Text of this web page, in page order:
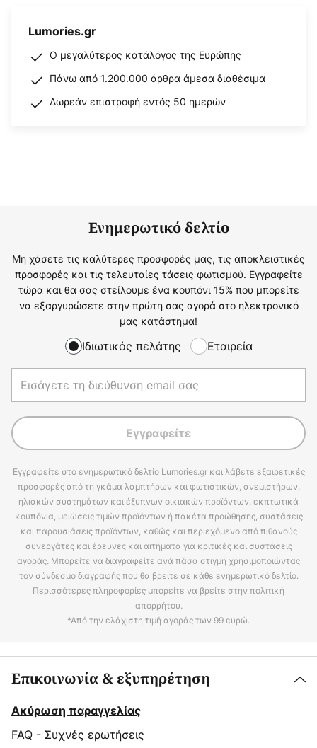
Lumories.gr
Ο μεγαλύτερος κατάλογος της Ευρώπης
Πάνω από 1.200.000 άρθρα άμεσα διαθέσιμα
Δωρεάν επιστροφή εντός 50 ημερών
Ενημερωτικό δελτίο
Μη χάσετε τις καλύτερες προσφορές μας, τις αποκλειστικές
προσφορές και τις τελευταίες τάσεις φωτισμού. Εγγραφείτε
τώρα και θα σας στείλουμε ένα κουπόνι 15% που μπορείτε
να εξαργυρώσετε στην πρώτη σας αγορά στο ηλεκτρονικό
μας κατάστημα!
Ιδιωτικός πελάτης Εταιρεία
Εγγραφείτε
Εγγραφείτε στο ενημερωτικό δελτίο Lumories.gr και λάβετε εξαιρετικές
προσφορές από τη γκάμα λαμπτήρων και φωτιστικών, ανεμιστήρων,
ηλιακών συστημάτων και έξυπνων οικιακών προϊόντων, εκπτωτικά
κουπόνια, μειώσεις τιμών προϊόντων ή πακέτα προώθησης, συστάσεις
και παρουσιάσεις προϊόντων, καθώς και περιεχόμενο από πιθανούς
συνεργάτες και έρευνες και αιτήματα για κριτικές και συστάσεις
αγοράς. Μπορείτε να διαγραφείτε ανά πάσα στιγμή χρησιμοποιώντας
τον σύνδεσμο διαγραφής που θα βρείτε σε κάθε ενημερωτικό δελτίο.
Περισσότερες πληροφορίες μπορείτε να βρείτε στην πολιτική
απορρήτου.
*Από την ελάχιστη τιμή αγοράς των 99 ευρώ.
Επικοινωνία & εξυπηρέτηση
Ακύρωση παραγγελίας
FAQ - Συχνές ερωτήσεις